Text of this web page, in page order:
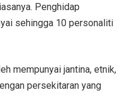
Penghidap
sehingga 10 personaliti
mempunyai jantina, etnik,
persekitaran yang